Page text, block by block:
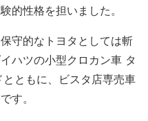
的性格を担いました。
守的なトヨタとしては斬
ハツの小型クロカン車 タ
ともに、ビスタ店専売車
す。